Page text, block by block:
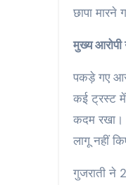
छापा मारने
मुख्य आरोपी
पकड़े गए
कई ट्रस्ट में
कदम रखा।
लागू नहीं
गुजराती ने